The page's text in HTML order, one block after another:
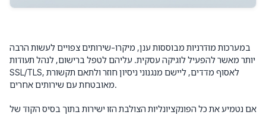
במערכות מודרניות מבוססות ענן, מיקרו-שירותים צפויים לעשות הרבה
יותר מאשר להפעיל לוגיקה עסקית. עליהם לטפל ברישום, לנהל תעודות
SSL/TLS, לאסוף מדדים, ליישם מנגנוני ניסיון חוזר ולתאם תקשורת
מאובטחת עם שירותים אחרים.
אם נטמיע את כל הפונקציונליות הצולבת הזו ישירות בתוך בסיס הקוד של